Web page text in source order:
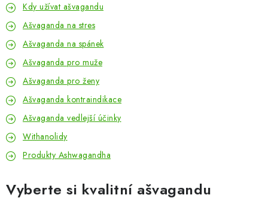
Kdy užívat ašvagandu
Ašvaganda na stres
Ašvaganda na spánek
Ašvaganda pro muže
Ašvaganda pro ženy
Ašvaganda kontraindikace
Ašvaganda vedlejší účinky
Withanolidy
Produkty Ashwagandha
Vyberte si kvalitní ašvagandu